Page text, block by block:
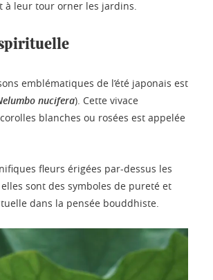
à leur tour orner les jardins.
emblématiques de l’été japonais est
nucifera). Cette vivace
blanches ou rosées est appelée
fleurs érigées par-dessus les
sont des symboles de pureté et
dans la pensée bouddhiste.